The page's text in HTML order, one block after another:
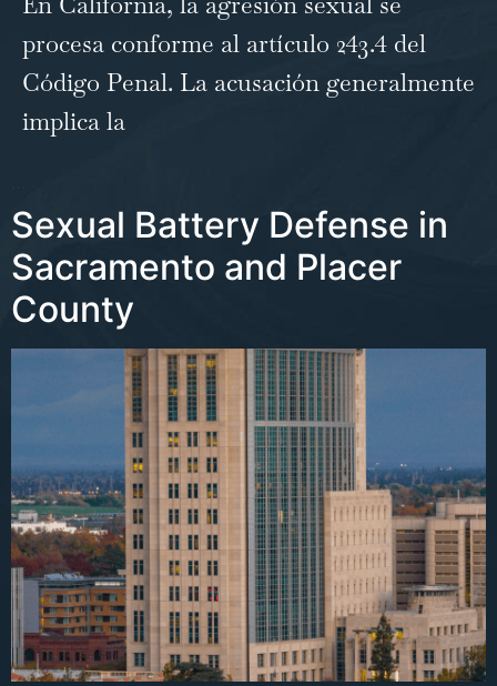
procesa conforme al artículo 243.4 del
Código Penal. La acusación generalmente
implica la
Sexual Battery Defense in
Sacramento and Placer
County